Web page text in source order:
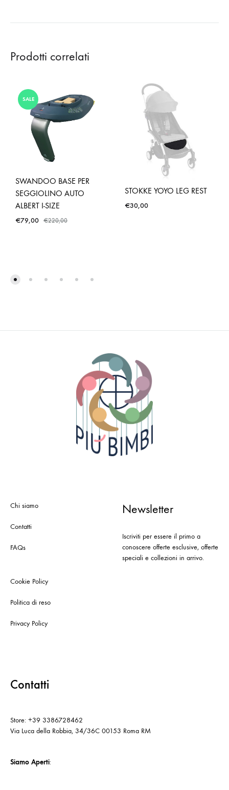
Prodotti correlati
SALE
SWANDOO BASE PER
SEGGIOLINO AUTO
ALBERT I-SIZE
€79,00 €220,00
STOKKE YOYO LEG REST
€30,00
Chi siamo
Contatti
FAQs
Cookie Policy
Politica di reso
Privacy Policy
Newsletter
Iscriviti per essere il primo a
conoscere offerte esclusive, offerte
speciali e collezioni in arrivo.
Contatti
Store: +39 3386728462
Via Luca della Robbia, 34/36C 00153 Roma RM
Siamo Aperti: